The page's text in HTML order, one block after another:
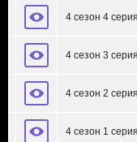
4 сезон 4 серия
4 сезон 3 серия
4 сезон 2 серия
4 сезон 1 серия